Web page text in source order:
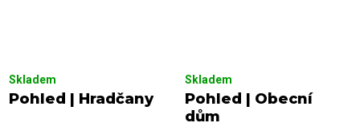
Pohled | Hradčany
Skladem
Pohled | Obecní
dům
Skladem